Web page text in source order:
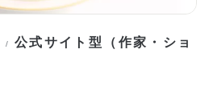
/ 公式サイト型（作家・ショ